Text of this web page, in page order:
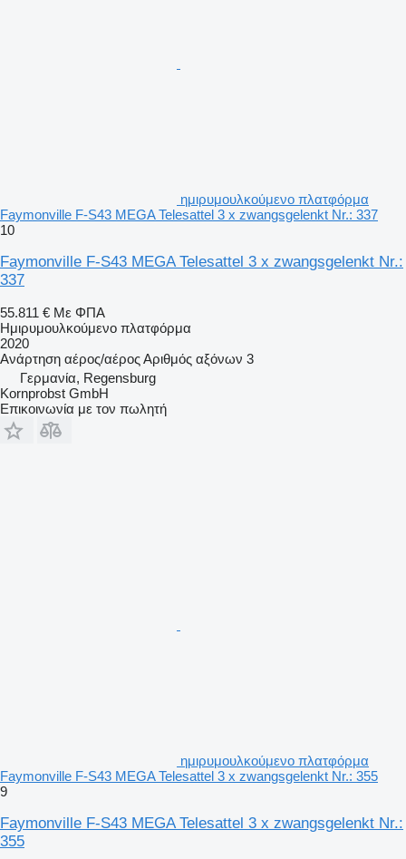
ημιρυμουλκούμενο πλατφόρμα
Faymonville F-S43 MEGA Telesattel 3 x zwangsgelenkt Nr.: 337
10
Faymonville F-S43 MEGA Telesattel 3 x zwangsgelenkt Nr.:
337
55.811 € Με ΦΠΑ
Ημιρυμουλκούμενο πλατφόρμα
2020
Ανάρτηση αέρος/αέροςΑριθμός αξόνων 3
Γερμανία, Regensburg
Kornprobst GmbH
Επικοινωνία με τον πωλητή
ημιρυμουλκούμενο πλατφόρμα
Faymonville F-S43 MEGA Telesattel 3 x zwangsgelenkt Nr.: 355
9
Faymonville F-S43 MEGA Telesattel 3 x zwangsgelenkt Nr.:
355